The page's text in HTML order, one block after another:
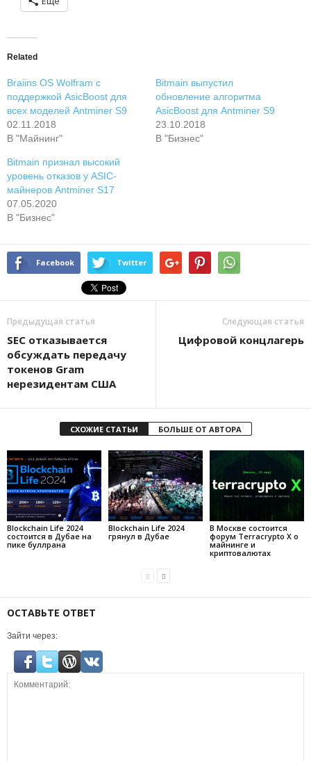
Related
Braiins OS Wolfram с
поддержкой AsicBoost для
всех моделей Antminer S9
02.11.2018
В "Майнинг"
Bitmain выпустил
обновление алгоритма
AsicBoost для Antminer S9
23.10.2018
В "Бизнес"
Bitmain признал высокий
уровень отказов у ASIC-
майнеров Antminer S17
07.05.2020
В "Бизнес"
Facebook Twitter
Предыдущая статья
SEC отказывается
обсуждать передачу
токенов Gram
нерезидентам США
Следующая статья
Цифровой концлагерь
СХОЖИЕ СТАТЬИ БОЛЬШЕ ОТ АВТОРА
Blockchain Life 2024
состоится в Дубае на
пике буллрана
Blockchain Life 2024
грянул в Дубае
В Москве состоится
форум Terracrypto X о
майнинге и
криптовалютах
ОСТАВЬТЕ ОТВЕТ
Зайти через: